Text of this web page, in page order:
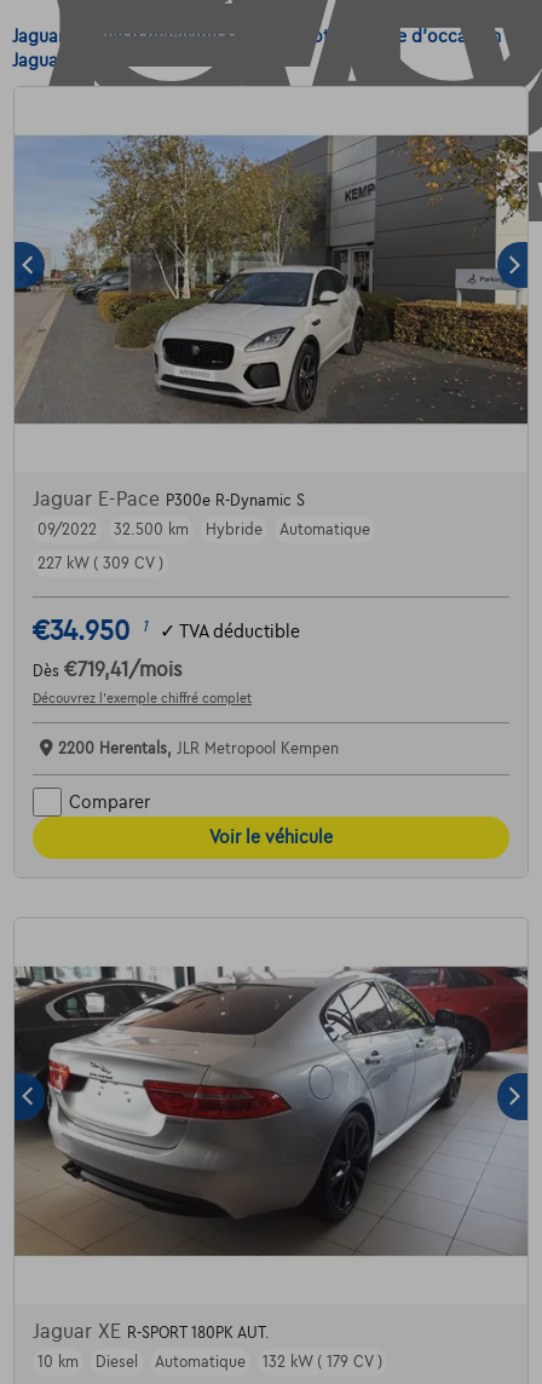
Jaguar Berline d'occasion - Achetez votre voiture d'occasion
Jaguar Berline
Jaguar E-Pace P300e R-Dynamic S
09/2022
32.500 km Hybride
Automatique
227 kW ( 309 CV )
€34.950 1 ✓ TVA déductible
Dès €719,41 /mois
Découvrez l’exemple chiffré complet
2200 Herentals, JLR Metropool Kempen
Comparer
Voir le véhicule
Jaguar XE R-SPORT 180PK AUT.
10 km
Diesel Automatique 132 kW ( 179 CV )